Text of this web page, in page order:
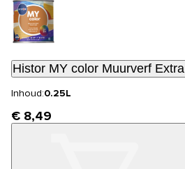
Histor MY color Muurverf
Inhoud:0.25L
€ 8,49